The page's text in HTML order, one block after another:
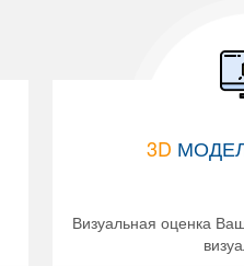
3D
Визуальная оценка